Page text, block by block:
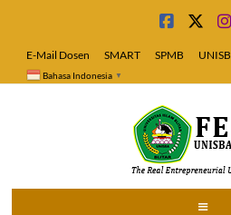
E-Mail Dosen SMART SPMB
Bahasa Indonesia ▼